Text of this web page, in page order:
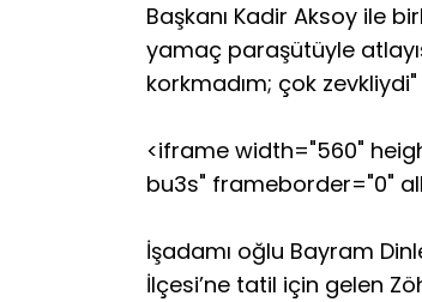
Başkanı Kadir Aksoy ile
yamaç paraşütüyle
korkmadım; çok
<iframe width="560"
bu3s" frameborder="0"
İşadamı oğlu Bayram
İlçesi’ne tatil için gelen